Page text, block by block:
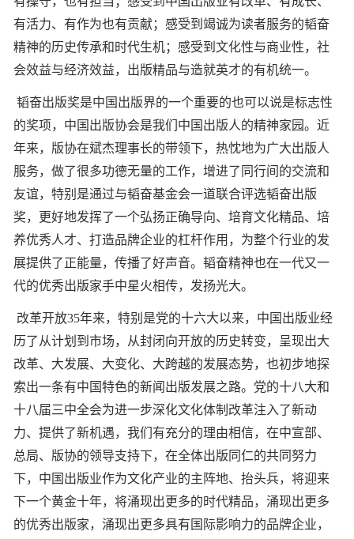
有活力、有作为也有贡献；感受到竭诚为读者服务的韬奋
精神的历史传承和时代生机；感受到文化性与商业性，社
会效益与经济效益，出版精品与造就英才的有机统一。
韬奋出版奖是中国出版界的一个重要的也可以说是标志性
的奖项，中国出版协会是我们中国出版人的精神家园。近
年来，版协在斌杰理事长的带领下，热忱地为广大出版人
服务，做了很多功德无量的工作，增进了同行间的交流和
友谊，特别是通过与韬奋基金会一道联合评选韬奋出版
奖，更好地发挥了一个弘扬正确导向、培育文化精品、培
养优秀人才、打造品牌企业的杠杆作用，为整个行业的发
展提供了正能量，传播了好声音。韬奋精神也在一代又一
代的优秀出版家手中星火相传，发扬光大。
改革开放35年来，特别是党的十六大以来，中国出版业经
历了从计划到市场，从封闭向开放的历史转变，呈现出大
改革、大发展、大变化、大跨越的发展态势，也初步地探
索出一条有中国特色的新闻出版发展之路。党的十八大和
十八届三中全会为进一步深化文化体制改革注入了新动
力、提供了新机遇，我们有充分的理由相信，在中宣部、
总局、版协的领导支持下，在全体出版同仁的共同努力
下，中国出版业作为文化产业的主阵地、抬头兵，将迎来
下一个黄金十年，将涌现出更多的时代精品，涌现出更多
的优秀出版家，涌现出更多具有国际影响力的品牌企业，